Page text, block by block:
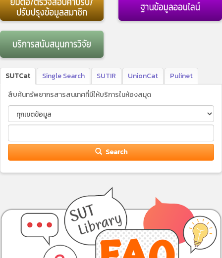
SUTCat Single Search SUTIR UnionCat
Pulinet
สืบค้นทรัพยากรสารสนเทศที่มีให้บริการในห้องสมุด
Search